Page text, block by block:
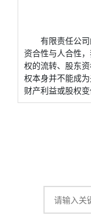
有限责任公
资合性与人合性
权的流转、股东
权本身并不能成
财产利益或股权